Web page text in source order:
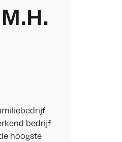
bedrijf
hoogste